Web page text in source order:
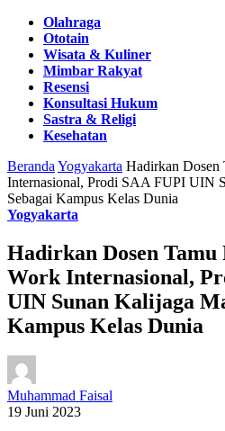
Olahraga
Ototain
Wisata & Kuliner
Mimbar Rakyat
Resensi
Konsultasi Hukum
Sastra & Religi
Kesehatan
Beranda Yogyakarta Hadirkan Dosen
Internasional, Prodi SAA FUPI UIN
Sebagai Kampus Kelas Dunia
Yogyakarta
Hadirkan Dosen Tamu
Work Internasional,
UIN Sunan Kalijaga
Kampus Kelas Dunia
Muhammad Faisal
19 Juni 2023